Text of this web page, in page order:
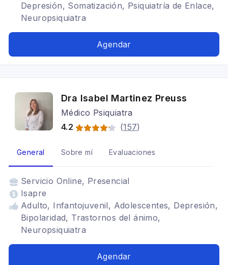
Depresión, Somatización, Psiquiatría de Enlace,
Neuropsiquiatra
Agendar
Dra Isabel Martinez Preuss
Médico Psiquiatra
4.2
(157)
General Sobre mí Evaluaciones
Servicio Online, Presencial
Isapre
Adulto, Infantojuvenil, Adolescentes, Depresión,
Bipolaridad, Trastornos del ánimo,
Neuropsiquiatra
Agendar